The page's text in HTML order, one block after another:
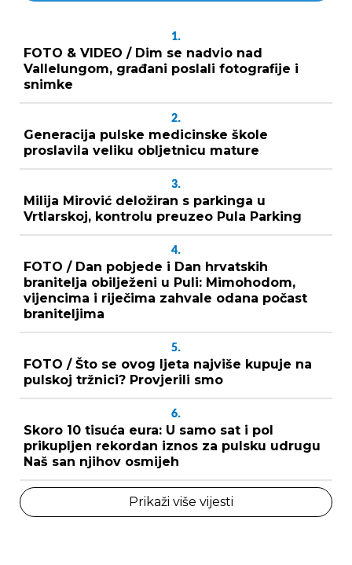
1.
FOTO & VIDEO / Dim se nadvio nad
Vallelungom, građani poslali fotografije i
snimke
2.
Generacija pulske medicinske škole
proslavila veliku obljetnicu mature
3.
Milija Mirović deložiran s parkinga u
Vrtlarskoj, kontrolu preuzeo Pula Parking
4.
FOTO / Dan pobjede i Dan hrvatskih
branitelja obilježeni u Puli: Mimohodom,
vijencima i riječima zahvale odana počast
braniteljima
5.
FOTO / Što se ovog ljeta najviše kupuje na
pulskoj tržnici? Provjerili smo
6.
Skoro 10 tisuća eura: U samo sat i pol
prikupljen rekordan iznos za pulsku udrugu
Naš san njihov osmijeh
Prikaži više vijesti